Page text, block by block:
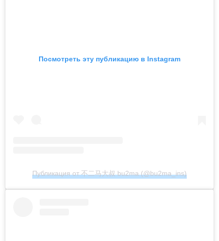
Посмотреть эту публикацию в Instagram
Публикация от 不二马大叔 bu2ma (@bu2ma_ins)